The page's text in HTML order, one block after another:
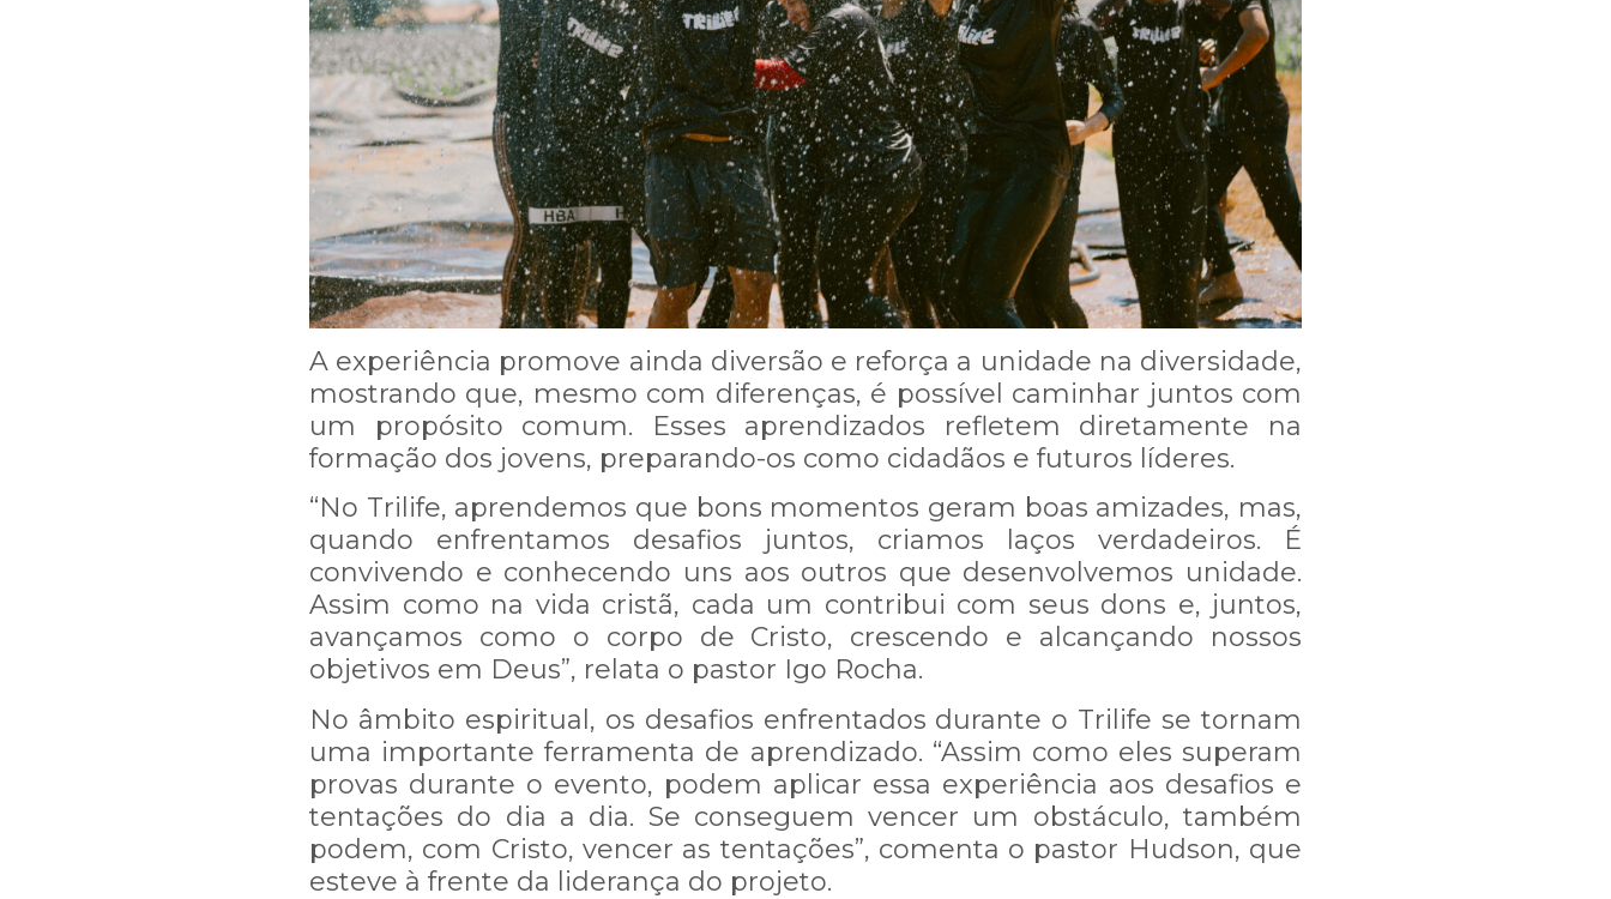
A experiência promove ainda diversão e reforça a unidade na diversidade,
mostrando que, mesmo com diferenças, é possível caminhar juntos com
um propósito comum. Esses aprendizados refletem diretamente na
formação dos jovens, preparando-os como cidadãos e futuros líderes.
“No Trilife, aprendemos que bons momentos geram boas amizades, mas,
quando enfrentamos desafios juntos, criamos laços verdadeiros. É
convivendo e conhecendo uns aos outros que desenvolvemos unidade.
Assim como na vida cristã, cada um contribui com seus dons e, juntos,
avançamos como o corpo de Cristo, crescendo e alcançando nossos
objetivos em Deus”, relata o pastor Igo Rocha.
No âmbito espiritual, os desafios enfrentados durante o Trilife se tornam
uma importante ferramenta de aprendizado. “Assim como eles superam
provas durante o evento, podem aplicar essa experiência aos desafios e
tentações do dia a dia. Se conseguem vencer um obstáculo, também
podem, com Cristo, vencer as tentações”, comenta o pastor Hudson, que
esteve à frente da liderança do projeto.
Caso queira falar diretamente conosco ligue no número (62) 3395-8002.
Estou ciente - Fechar Aviso